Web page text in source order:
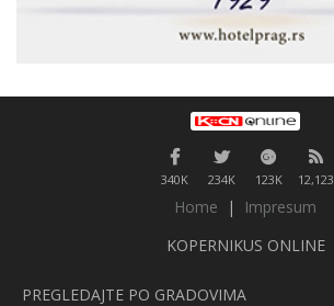
340K 234K 123K 12,123
Home |
Impresum
KOPERNIKUS ONLINE
PREGLEDAJTE PO GRADOVIMA